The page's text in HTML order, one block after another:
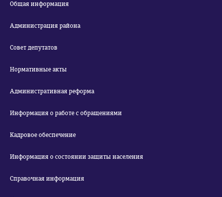
Общая информация
Администрация района
Совет депутатов
Нормативные акты
Административная реформа
Информация о работе с обращениями
Кадровое обеспечение
Информация о состоянии защиты населения
Справочная информация